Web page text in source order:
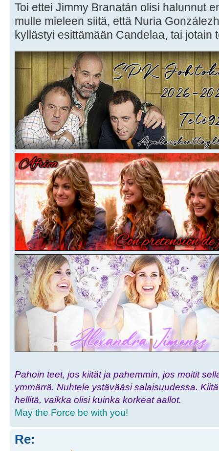
Toi ettei Jimmy Branatán olisi halunnut
mulle mieleen siitä, että Nuria
kyllästyi esittämään Candelaa, tai jotain
Pahoin teet, jos kiität ja pahemmin, jos moitit
ymmärrä. Nuhtele ystävääsi salaisuudessa.
hellitä, vaikka olisi kuinka korkeat aallot.
May the Force be with you!
Re: